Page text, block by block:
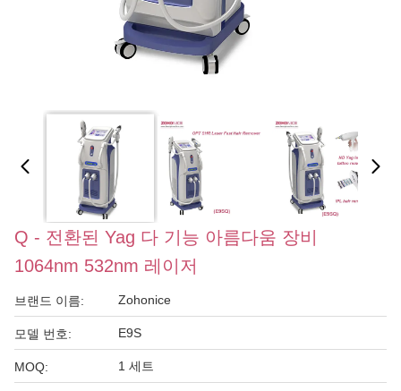
Q - 전환된 Yag 다 기능 아름다움 장비
1064nm 532nm 레이저
브랜드 이름: Zohonice
모델 번호: E9S
MOQ: 1 세트